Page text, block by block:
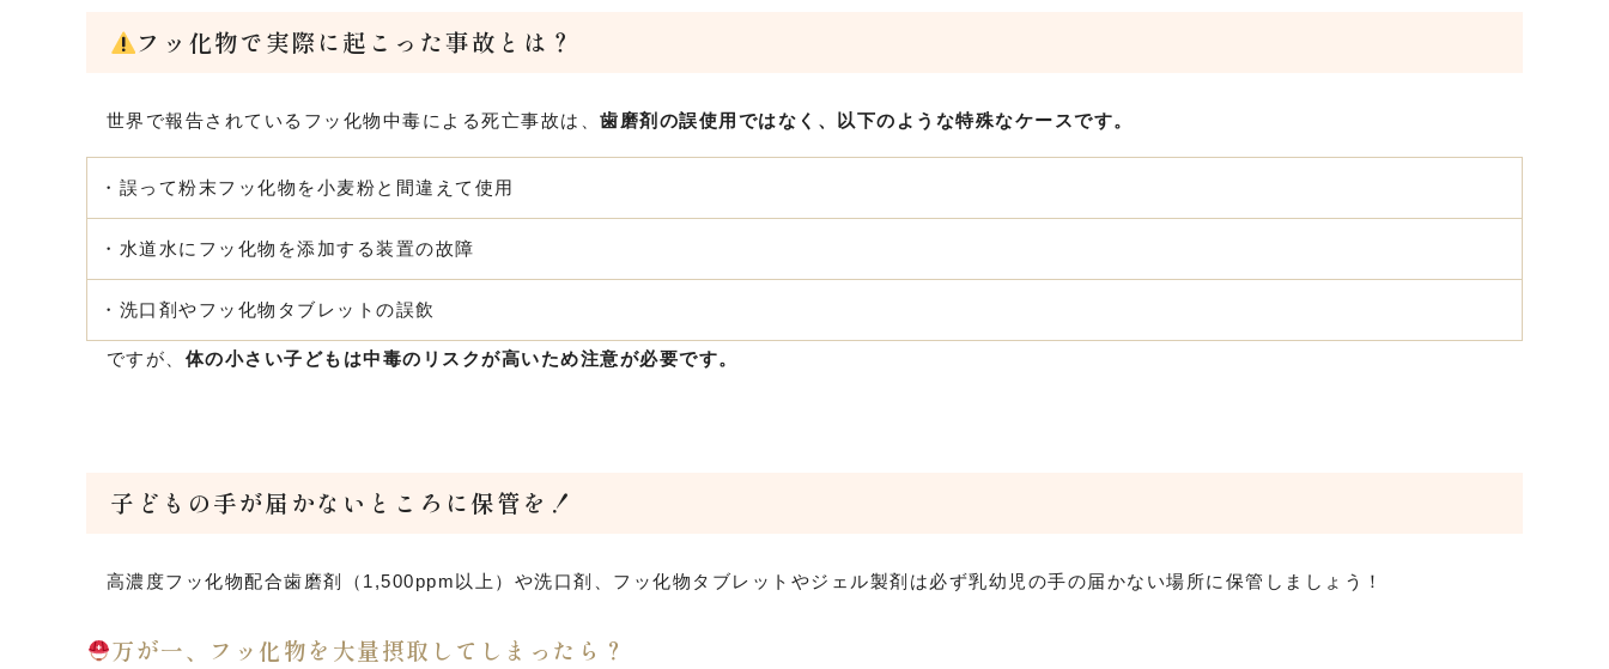
フッ化物で実際に起こった事故とは？
世界で報告されているフッ化物中毒による死亡事故は、 歯磨剤の誤使用ではなく、以下のような特殊なケースです。
・誤って粉末フッ化物を小麦粉と間違えて使用
・水道水にフッ化物を添加する装置の故障
・洗口剤やフッ化物タブレットの誤飲
ですが、 体の小さい子どもは中毒のリスクが高いため注意が必要です。
子どもの手が届かないところに保管を！
高濃度フッ化物配合歯磨剤（1,500ppm以上）や洗口剤、フッ化物タブレットやジェル製剤は必ず乳幼児の手の届かない場所に保管しましょう！
万が一、フッ化物を大量摂取してしまったら？